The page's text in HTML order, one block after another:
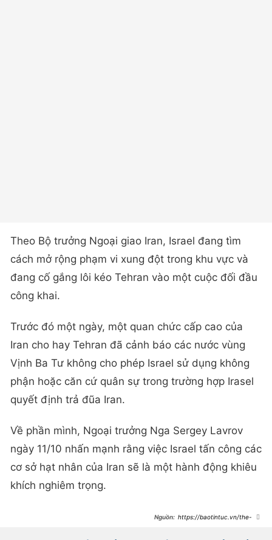
Theo Bộ trưởng Ngoại giao Iran, Israel đang tìm
cách mở rộng phạm vi xung đột trong khu vực và
đang cố gắng lôi kéo Tehran vào một cuộc đối đầu
công khai.
Trước đó một ngày, một quan chức cấp cao của
Iran cho hay Tehran đã cảnh báo các nước vùng
Vịnh Ba Tư không cho phép Israel sử dụng không
phận hoặc căn cứ quân sự trong trường hợp Irasel
quyết định trả đũa Iran.
Về phần mình, Ngoại trưởng Nga Sergey Lavrov
ngày 11/10 nhấn mạnh rằng việc Israel tấn công các
cơ sở hạt nhân của Iran sẽ là một hành động khiêu
khích nghiêm trọng.
https://baotintuc.vn/the-